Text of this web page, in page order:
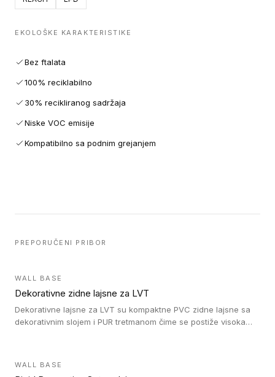
EKOLOŠKE KARAKTERISTIKE
Bez ftalata
100% reciklabilno
30% recikliranog sadržaja
Niske VOC emisije
Kompatibilno sa podnim grejanjem
PREPORUČENI PRIBOR
WALL BASE
Dekorativne zidne lajsne za LVT
Dekorativne lajsne za LVT su kompaktne PVC zidne lajsne sa
dekorativnim slojem i PUR tretmanom čime se postiže visoka
WALL BASE